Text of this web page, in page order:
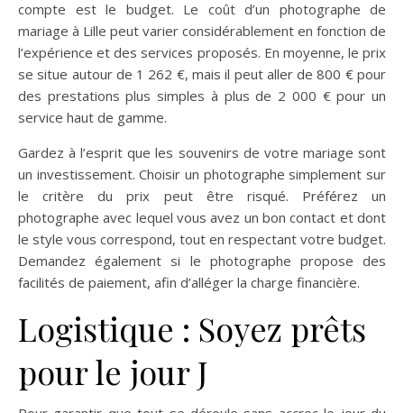
compte est le budget. Le coût d’un photographe de
mariage à Lille peut varier considérablement en fonction de
l’expérience et des services proposés. En moyenne, le prix
se situe autour de 1 262 €, mais il peut aller de 800 € pour
des prestations plus simples à plus de 2 000 € pour un
service haut de gamme.
Gardez à l’esprit que les souvenirs de votre mariage sont
un investissement. Choisir un photographe simplement sur
le critère du prix peut être risqué. Préférez un
photographe avec lequel vous avez un bon contact et dont
le style vous correspond, tout en respectant votre budget.
Demandez également si le photographe propose des
facilités de paiement, afin d’alléger la charge financière.
Logistique : Soyez prêts
pour le jour J